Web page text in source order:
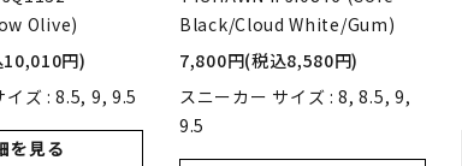
Olive)
円)
イズ : 8.5, 9, 9.5
を見る
Black/Cloud White/Gum)
7,800円(税込8,580円)
スニーカー サイズ : 8, 8.5, 9,
9.5